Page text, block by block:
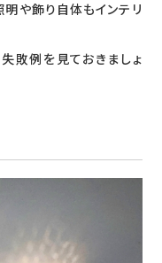
明や飾り自体もインテリ
敗例を見ておきましょ